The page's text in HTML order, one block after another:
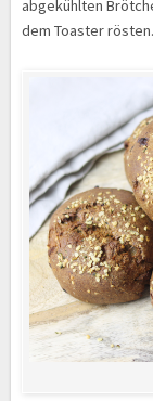
abgekühlten
dem Toaster rösten.